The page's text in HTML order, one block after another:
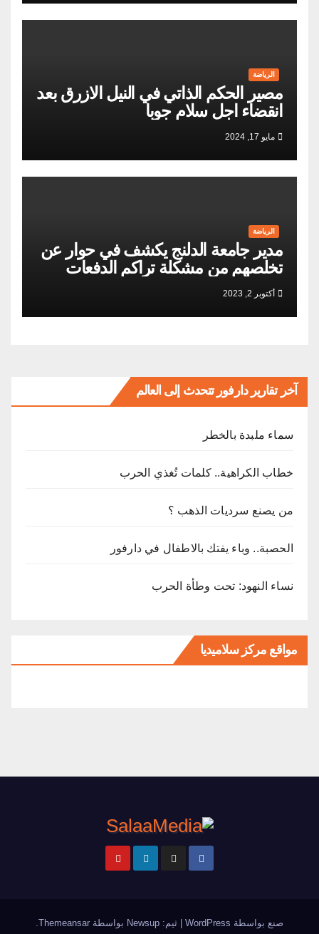
الرياضة
مصير الحكم الذاتي في النيل الازرق بعد
انقضاء اجل سلام جوبا
مايو 17, 2024
الرياضة
مدير جامعة الدلنج يكشف في حوار عن
تخلصهم من مشكلة تراكم الدفعات
أكتوبر 2, 2023
آخر تقارير دارفور تتحدث إلى العالم
ﺳﻤﺎء ﻣﻠﺒﺪة ﺑﺎﻟﺨﻄﺮ
خطاب الكراهية.. كلمات تُغذي الحرب
من يصنع سرديات الذهب ؟
الحصبة.. وباء يفتك بالاطفال في دارفور
نساء النهود: تحت وطأة الحرب
مواقع مركز سلاميديا
صنع بواسطة WordPress | ثيم: Newsup بواسطة Themeansar